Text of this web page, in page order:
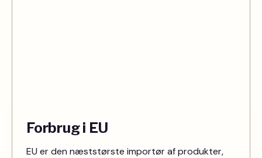
Forbrug i EU
EU er den næststørste importør af produkter,